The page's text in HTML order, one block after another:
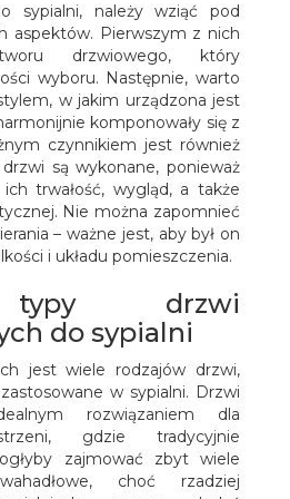
sypialni, należy wziąć pod
aspektów. Pierwszym z nich
drzwiowego, który
wyboru. Następnie, warto
w jakim urządzona jest
komponowały się z
czynnikiem jest również
są wykonane, ponieważ
trwałość, wygląd, a także
Nie można zapomnieć
– ważne jest, aby był on
i układu pomieszczenia.
drzwi
do sypialni
jest wiele rodzajów drzwi,
w sypialni. Drzwi
rozwiązaniem dla
gdzie tradycyjnie
zajmować zbyt wiele
choć rzadziej